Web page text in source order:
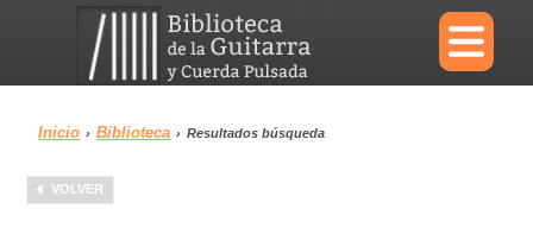
×
Menu
Inicio › Biblioteca › Resultados búsqueda
VOLVER